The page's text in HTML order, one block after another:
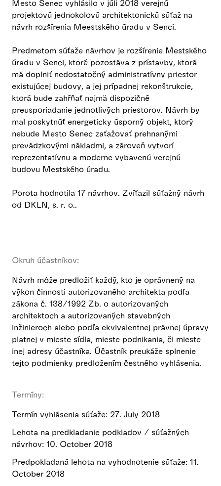
Mesto Senec vyhlásilo v júli 2018 verejnú
projektovú jednokolovú architektonickú súťaž na
návrh rozšírenia Meestského úradu v Senci.
Predmetom súťaže návrhov je rozšírenie Mestského
úradu v Senci, ktoré pozostáva z prístavby, ktorá
má doplniť nedostatočný administratívny priestor
existujúcej budovy, a jej prípadnej rekonštrukcie,
ktorá bude zahŕňať najmä dispozičné
preusporiadanie jednotlivých priestorov. Návrh by
mal poskytnúť energeticky úsporný objekt, ktorý
nebude Mesto Senec zaťažovať prehnanými
prevádzkovými nákladmi, a zároveň vytvorí
reprezentatívnu a moderne vybavenú verejnú
budovu Mestského úradu.
Porota hodnotila 17 návrhov. Zvíťazil súťažný návrh
od DKLN, s. r. o..
Okruh účastníkov:
Návrh môže predložiť každý, kto je oprávnený na
výkon činnosti autorizovaného architekta podľa
zákona č. 138/1992 Zb. o autorizovaných
architektoch a autorizovaných stavebných
inžinieroch alebo podľa ekvivalentnej právnej úpravy
platnej v mieste sídla, mieste podnikania, či mieste
inej adresy účastníka. Účastník preukáže splnenie
tejto podmienky predložením čestného vyhlásenia.
Termíny:
Termín vyhlásenia súťaže: 27. July 2018
Lehota na predkladanie podkladov / súťažných
návrhov: 10. October 2018
Predpokladaná lehota na vyhodnotenie súťaže: 11.
October 2018